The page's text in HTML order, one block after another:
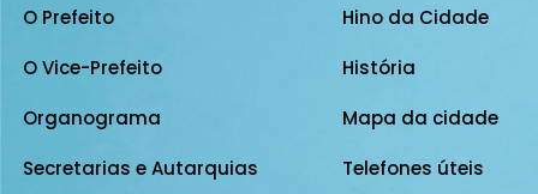
O Prefeito
O Vice-Prefeito
Organograma
Secretarias e Autarquias
Hino da Cidade
História
Mapa da cidade
Telefones úteis